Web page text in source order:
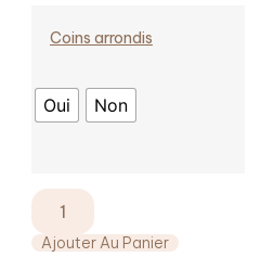
Coins arrondis
Oui Non
Ajouter Au Panier